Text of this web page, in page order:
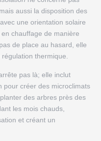
aussi la disposition des
une orientation solaire
chauffage de manière
de place au hasard, elle
thermique.
pas là; elle inclut
pour créer des microclimats
des arbres près des
les mois chauds,
et créant un